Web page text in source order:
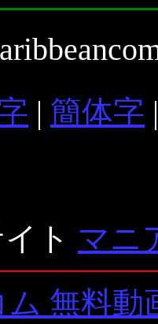
| 簡体字
ト マニ
無料動